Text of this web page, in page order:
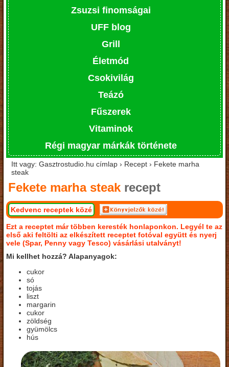
Zsuzsi finomságai
UFF blog
Grill
Életmód
Csokivilág
Teázó
Fűszerek
Vitaminok
Régi magyar márkák története
Itt vagy: Gasztrostudio.hu címlap › Recept › Fekete marha
steak
Fekete marha steak recept
Kedvenc receptek közé
Ezt a receptet már többen keresték honlaponkon. Legyél te az
első aki feltölti az elkészített receptet fotóval együtt és nyerj
vele (Spar, Penny vagy Tesco) vásárlási utalványt!
Mi kellhet hozzá? Alapanyagok:
cukor
só
tojás
liszt
margarin
cukor
zöldség
gyümölcs
hús